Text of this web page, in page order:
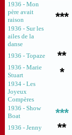
1936 - Mon
père avait
raison
***
1936 - Sur les
ailes de la
danse
1936 - Topaze **
1936 - Marie
Stuart
*
1934 - Les
Joyeux
Compères
1936 - Show
Boat
***
1936 - Jenny **